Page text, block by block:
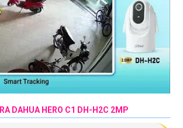
DAHUA HERO C1 DH-H2C 2MP